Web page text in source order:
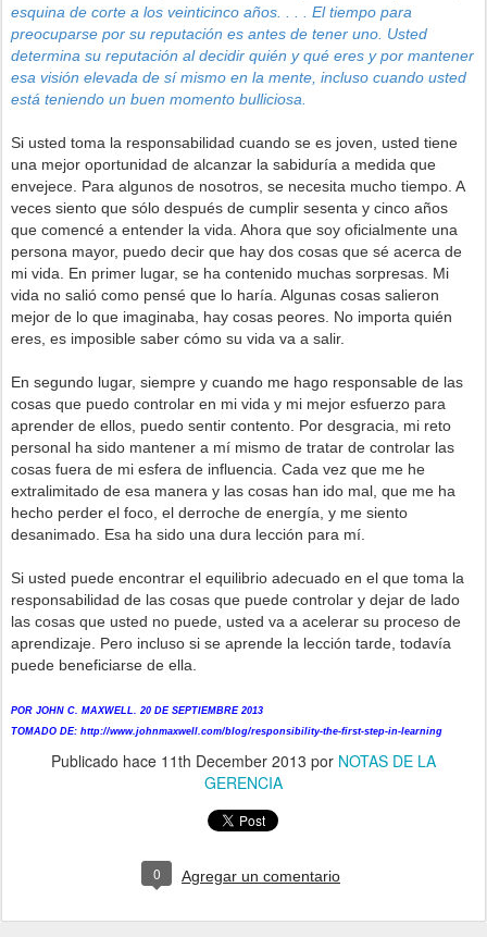
esquina de corte a los veinticinco años. . . . El tiempo para
preocuparse por su reputación es antes de tener uno. Usted
determina su reputación al decidir quién y qué eres y por mantener
esa visión elevada de sí mismo en la mente, incluso cuando usted
está teniendo un buen momento bulliciosa.
Si usted toma la responsabilidad cuando se es joven, usted tiene
una mejor oportunidad de alcanzar la sabiduría a medida que
envejece. Para algunos de nosotros, se necesita mucho tiempo. A
veces siento que sólo después de cumplir sesenta y cinco años
que comencé a entender la vida. Ahora que soy oficialmente una
persona mayor, puedo decir que hay dos cosas que sé acerca de
mi vida. En primer lugar, se ha contenido muchas sorpresas. Mi
vida no salió como pensé que lo haría. Algunas cosas salieron
mejor de lo que imaginaba, hay cosas peores. No importa quién
eres, es imposible saber cómo su vida va a salir.
En segundo lugar, siempre y cuando me hago responsable de las
cosas que puedo controlar en mi vida y mi mejor esfuerzo para
aprender de ellos, puedo sentir contento. Por desgracia, mi reto
personal ha sido mantener a mí mismo de tratar de controlar las
cosas fuera de mi esfera de influencia. Cada vez que me he
extralimitado de esa manera y las cosas han ido mal, que me ha
hecho perder el foco, el derroche de energía, y me siento
desanimado. Esa ha sido una dura lección para mí.
Si usted puede encontrar el equilibrio adecuado en el que toma la
responsabilidad de las cosas que puede controlar y dejar de lado
las cosas que usted no puede, usted va a acelerar su proceso de
aprendizaje. Pero incluso si se aprende la lección tarde, todavía
puede beneficiarse de ella.
POR JOHN C. MAXWELL. 20 DE SEPTIEMBRE 2013
TOMADO DE: http://www.johnmaxwell.com/blog/responsibility-the-first-step-in-learning
Publicado hace 11th December 2013 por NOTAS DE LA
GERENCIA
0 Agregar un comentario